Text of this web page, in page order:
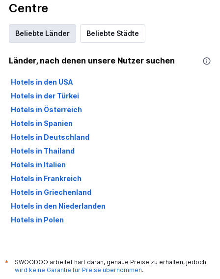
Centre
Beliebte Länder Beliebte Städte
Länder, nach denen unsere Nutzer suchen
Hotels in den USA
Hotels in der Türkei
Hotels in Österreich
Hotels in Spanien
Hotels in Deutschland
Hotels in Thailand
Hotels in Italien
Hotels in Frankreich
Hotels in Griechenland
Hotels in den Niederlanden
Hotels in Polen
*
SWOODOO arbeitet hart daran, genaue Preise zu erhalten, jedoch
wird keine Garantie für Preise übernommen.